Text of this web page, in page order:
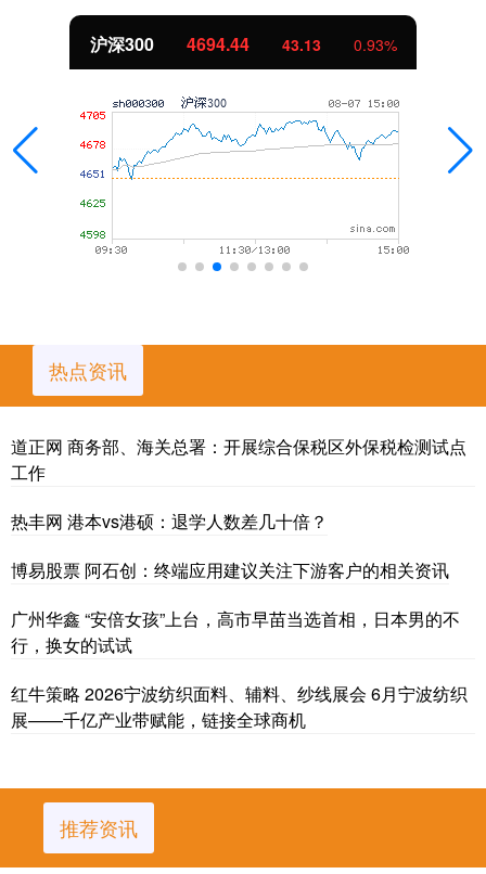
0.93% 北证50 1134.24
热点资讯
道正网 商务部、海关总署：开展综合保税区外保税检测试点
工作
热丰网 港本vs港硕：退学人数差几十倍？
博易股票 阿石创：终端应用建议关注下游客户的相关资讯
广州华鑫 “安倍女孩”上台，高市早苗当选首相，日本男的不
行，换女的试试
红牛策略 2026宁波纺织面料、辅料、纱线展会 6月宁波纺织
展——千亿产业带赋能，链接全球商机
推荐资讯